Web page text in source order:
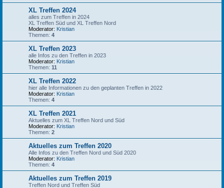
XL Treffen 2024
alles zum Treffen in 2024
XL Treffen Süd und XL Treffen Nord
Moderator: Kristian
Themen: 4
XL Treffen 2023
alle Infos zu den Treffen in 2023
Moderator: Kristian
Themen: 11
XL Treffen 2022
hier alle Informationen zu den geplanten Treffen in 2022
Moderator: Kristian
Themen: 4
XL Treffen 2021
Aktuelles zum XL Treffen Nord und Süd
Moderator: Kristian
Themen: 2
Aktuelles zum Treffen 2020
Alle Infos zu den Treffen Nord und Süd 2020
Moderator: Kristian
Themen: 4
Aktuelles zum Treffen 2019
Treffen Nord und Treffen Süd